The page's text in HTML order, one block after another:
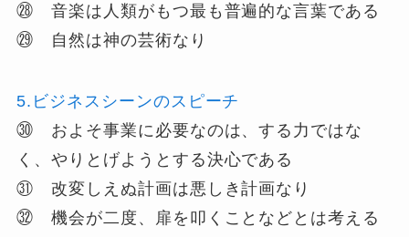
㉘ 音楽は人類がもつ最も普遍的な言葉である
㉙ 自然は神の芸術なり
5.ビジネスシーンのスピーチ
㉚ およそ事業に必要なのは、する力ではな
く、やりとげようとする決心である
㉛ 改変しえぬ計画は悪しき計画なり
㉜ 機会が二度、扉を叩くことなどとは考える